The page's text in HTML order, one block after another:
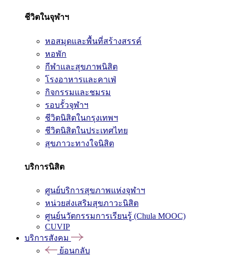
ชีวิตในจุฬาฯ
หอสมุดและพื้นที่สร้างสรรค์
หอพัก
กีฬาและสุขภาพนิสิต
โรงอาหารและคาเฟ่
กิจกรรมและชมรม
รอบรั้วจุฬาฯ
ชีวิตนิสิตในกรุงเทพฯ
ชีวิตนิสิตในประเทศไทย
สุขภาวะทางใจนิสิต
บริการนิสิต
ศูนย์บริการสุขภาพแห่งจุฬาฯ
หน่วยส่งเสริมสุขภาวะนิสิต
ศูนย์นวัตกรรมการเรียนรู้ (Chula MOOC)
CUVIP
บริการสังคม
ย้อนกลับ